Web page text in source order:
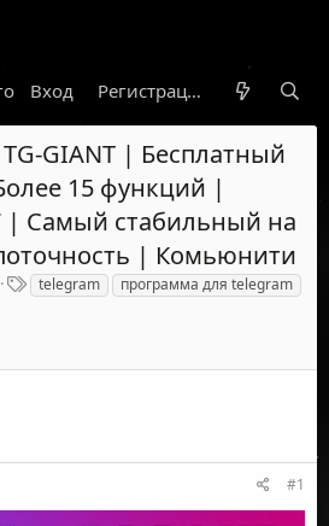
Гарант Новости
Вход Регистрация
GIANT | Бесплатный
15 функций |
| Самый стабильный на
| Комьюнити
Т
е
telegram
программа для telegram
#1